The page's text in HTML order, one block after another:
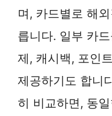
며, 카드별로 해
릅니다. 일부 카
제, 캐시백, 포인
제공하기도 합니
히 비교하면, 동